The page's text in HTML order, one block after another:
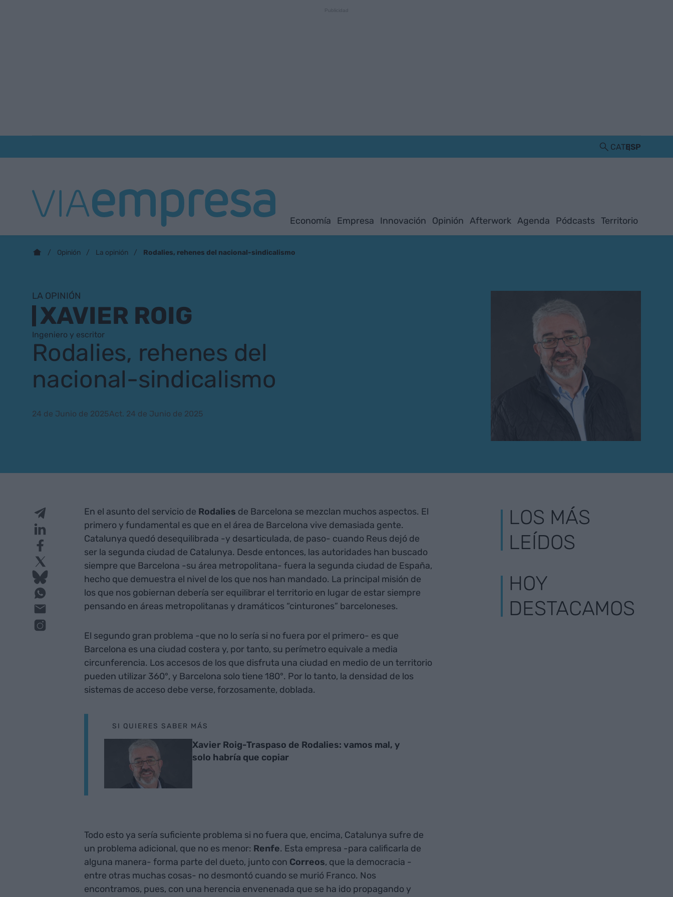
CATESP
Economía Empresa Innovación Opinión Afterwork Agenda Pódcasts Territorio
Opinión La opinión Rodalies, rehenes del nacional-sindicalismo
LA OPINIÓN
XAVIER ROIG
Ingeniero y escritor
Rodalies, rehenes del
nacional-sindicalismo
24 de Junio de 2025Act. 24 de Junio de 2025
En el asunto del servicio de Rodalies de Barcelona se mezclan muchos aspectos. El
primero y fundamental es que en el área de Barcelona vive demasiada gente.
Catalunya quedó desequilibrada -y desarticulada, de paso- cuando Reus dejó de
ser la segunda ciudad de Catalunya. Desde entonces, las autoridades han buscado
siempre que Barcelona -su área metropolitana- fuera la segunda ciudad de España,
hecho que demuestra el nivel de los que nos han mandado. La principal misión de
los que nos gobiernan debería ser equilibrar el territorio en lugar de estar siempre
pensando en áreas metropolitanas y dramáticos “cinturones” barceloneses.
El segundo gran problema -que no lo sería si no fuera por el primero- es que
Barcelona es una ciudad costera y, por tanto, su perímetro equivale a media
circunferencia. Los accesos de los que disfruta una ciudad en medio de un territorio
pueden utilizar 360°, y Barcelona solo tiene 180°. Por lo tanto, la densidad de los
sistemas de acceso debe verse, forzosamente, doblada.
SI QUIERES SABER MÁS
Xavier Roig-Traspaso de Rodalies: vamos mal, y
solo habría que copiar
Todo esto ya sería suficiente problema si no fuera que, encima, Catalunya sufre de
un problema adicional, que no es menor: Renfe. Esta empresa -para calificarla de
alguna manera- forma parte del dueto, junto con Correos, que la democracia -
entre otras muchas cosas- no desmontó cuando se murió Franco. Nos
encontramos, pues, con una herencia envenenada que se ha ido propagando y
LOS MÁS
LEÍDOS
HOY
DESTACAMOS